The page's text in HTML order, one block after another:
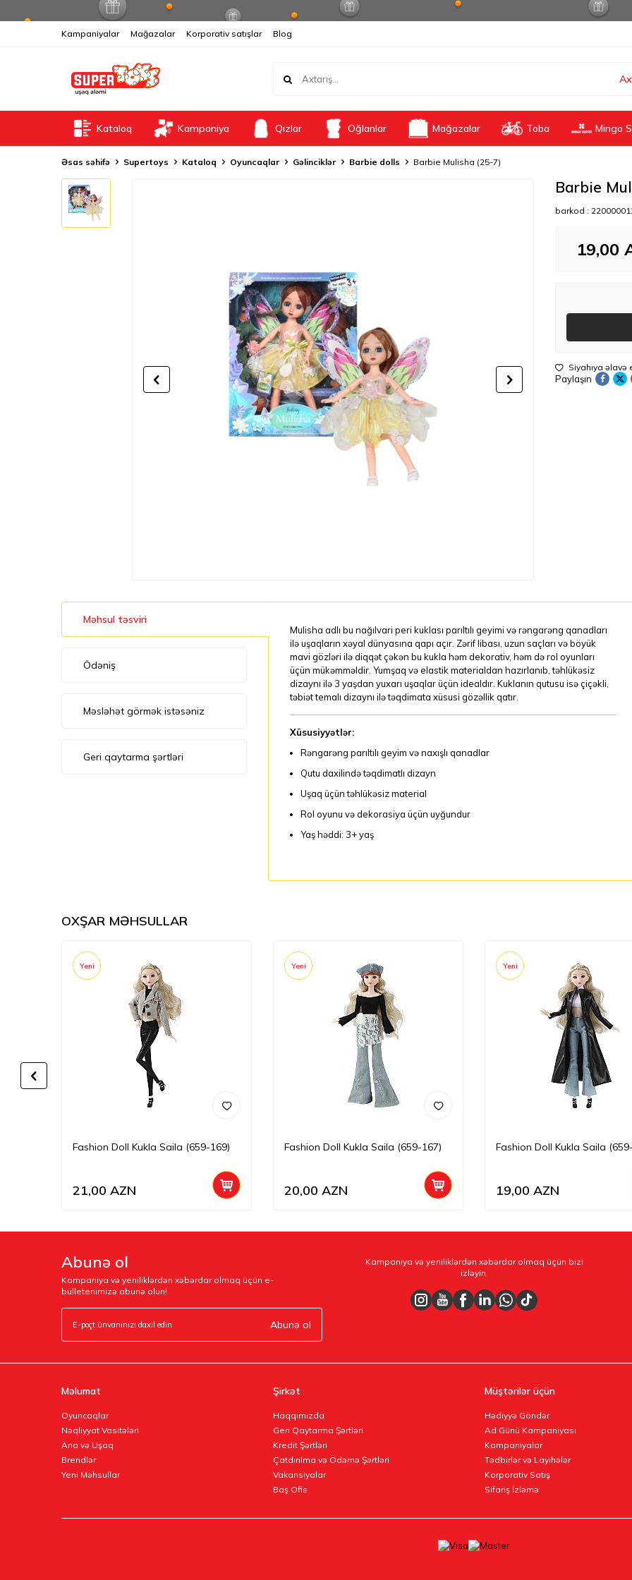
Kampaniyalar Mağazalar Korporativ satışlar Blog
Kataloq Kampaniya Qızlar Oğlanlar Mağazalar Toba Mingo
Əsas səhifə Supertoys Kataloq Oyuncaqlar Gəlinciklər Barbie dolls Barbie Mulisha (25-7)
Barbie
barkod :
19,00
Siyahıya əlavə
Paylaşın
Məhsul təsviri
Ödəniş
Məsləhət görmək istəsəniz
Geri qaytarma şərtləri
Mulisha adlı bu nağılvari peri kuklası parıltılı geyimi və rəngarəng qanadları
ilə uşaqların xəyal dünyasına qapı açır. Zərif libası, uzun saçları və böyük
mavi gözləri ilə diqqət çəkən bu kukla həm dekorativ, həm də rol oyunları
üçün mükəmməldir. Yumşaq və elastik materialdan hazırlanıb, təhlükəsiz
dizaynı ilə 3 yaşdan yuxarı uşaqlar üçün idealdır. Kuklanın qutusu isə çiçəkli,
təbiət temalı dizaynı ilə təqdimata xüsusi gözəllik qatır.
Xüsusiyyətlər:
Rəngarəng parıltılı geyim və naxışlı qanadlar
Qutu daxilində təqdimatlı dizayn
Uşaq üçün təhlükəsiz material
Rol oyunu və dekorasiya üçün uyğundur
Yaş həddi: 3+ yaş
OXŞAR MƏHSULLAR
Yeni
Fashion Doll Kukla Saila (659-169)
21,00 AZN
Yeni
Fashion Doll Kukla Saila (659-167)
20,00 AZN
Yeni
Fashion Doll Kukla Saila
19,00 AZN
Abunə ol
Kampaniya və yeniliklərdən xəbərdar olmaq üçün e-
bülletenimizə abunə olun!
Abunə ol
Kampaniya və yeniliklərdən xəbərdar olmaq üçün bizi
izləyin.
Məlumat
Oyuncaqlar
Nəqliyyat Vasitələri
Ana və Uşaq
Brendlər
Yeni Məhsullar
Şirkət
Haqqımızda
Geri Qaytarma Şərtləri
Kredit Şərtləri
Çatdırılma və Ödəmə Şərtləri
Vakansiyalar
Baş Ofis
Müştərilər üçün
Hədiyyə Göndər
Ad Günü Kampaniyası
Kampaniyalar
Tədbirlər və Layihələr
Korporativ Satış
Sifariş İzləmə